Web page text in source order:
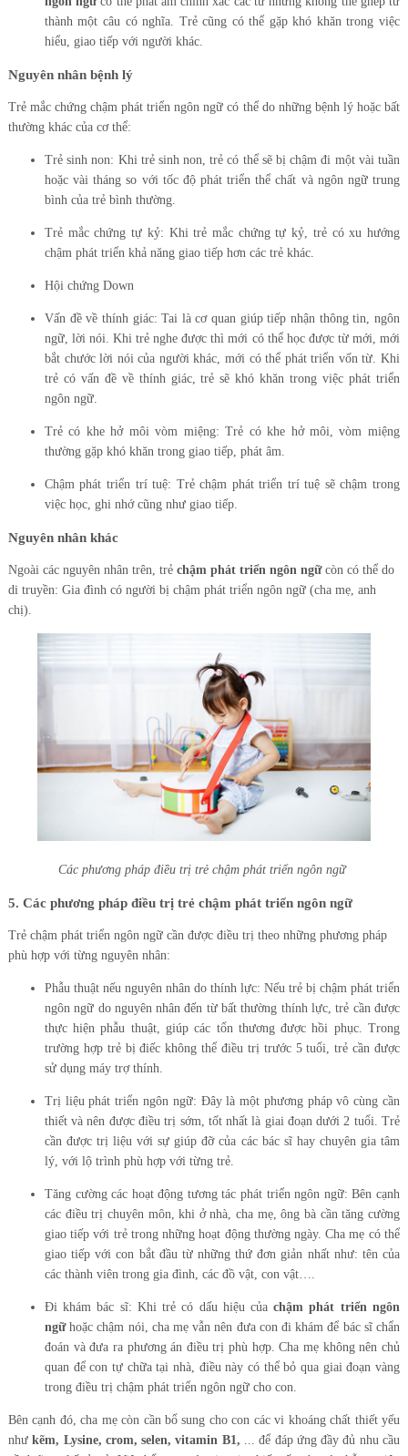
thành một câu có nghĩa. Trẻ cũng có thể gặp khó khăn trong việc
hiểu, giao tiếp với người khác.
Nguyên nhân bệnh lý
Trẻ mắc chứng chậm phát triển ngôn ngữ có thể do những bệnh lý hoặc bất
thường khác của cơ thể:
Trẻ sinh non: Khi trẻ sinh non, trẻ có thể sẽ bị chậm đi một vài tuần
hoặc vài tháng so với tốc độ phát triển thể chất và ngôn ngữ trung
bình của trẻ bình thường.
Trẻ mắc chứng tự kỷ: Khi trẻ mắc chứng tự kỷ, trẻ có xu hướng
chậm phát triển khả năng giao tiếp hơn các trẻ khác.
Hội chứng Down
Vấn đề về thính giác: Tai là cơ quan giúp tiếp nhận thông tin, ngôn
ngữ, lời nói. Khi trẻ nghe được thì mới có thể học được từ mới, mới
bắt chước lời nói của người khác, mới có thể phát triển vốn từ. Khi
trẻ có vấn đề về thính giác, trẻ sẽ khó khăn trong việc phát triển
ngôn ngữ.
Trẻ có khe hở môi vòm miệng: Trẻ có khe hở môi, vòm miệng
thường gặp khó khăn trong giao tiếp, phát âm.
Chậm phát triển trí tuệ: Trẻ chậm phát triển trí tuệ sẽ chậm trong
việc học, ghi nhớ cũng như giao tiếp.
Nguyên nhân khác
Ngoài các nguyên nhân trên, trẻ chậm phát triển ngôn ngữcòn có thể do
di truyền: Gia đình có người bị chậm phát triển ngôn ngữ (cha mẹ, anh
chị).
Các phương pháp điều trị trẻ chậm phát triển ngôn ngữ
5. Các phương pháp điều trị trẻ chậm phát triển ngôn ngữ
Trẻ chậm phát triển ngôn ngữ cần được điều trị theo những phương pháp
phù hợp với từng nguyên nhân:
Phẫu thuật nếu nguyên nhân do thính lực: Nếu trẻ bị chậm phát triển
ngôn ngữ do nguyên nhân đến từ bất thường thính lực, trẻ cần được
thực hiện phẫu thuật, giúp các tổn thương được hồi phục. Trong
trường hợp trẻ bị điếc không thể điều trị trước 5 tuổi, trẻ cần được
sử dụng máy trợ thính.
Trị liệu phát triển ngôn ngữ: Đây là một phương pháp vô cùng cần
thiết và nên được điều trị sớm, tốt nhất là giai đoạn dưới 2 tuổi. Trẻ
cần được trị liệu với sự giúp đỡ của các bác sĩ hay chuyên gia tâm
lý, với lộ trình phù hợp với từng trẻ.
Tăng cường các hoạt động tương tác phát triển ngôn ngữ: Bên cạnh
các điều trị chuyên môn, khi ở nhà, cha mẹ, ông bà cần tăng cường
giao tiếp với trẻ trong những hoạt động thường ngày. Cha mẹ có thể
giao tiếp với con bắt đầu từ những thứ đơn giản nhất như: tên của
các thành viên trong gia đình, các đồ vật, con vật….
Đi khám bác sĩ: Khi trẻ có dấu hiệu củachậm phát triển ngôn
ngữhoặc chậm nói, cha mẹ vẫn nên đưa con đi khám để bác sĩ chẩn
đoán và đưa ra phương án điều trị phù hợp. Cha mẹ không nên chủ
quan để con tự chữa tại nhà, điều này có thể bỏ qua giai đoạn vàng
trong điều trị chậm phát triển ngôn ngữ cho con.
Bên cạnh đó, cha mẹ còn cần bổ sung cho con các vi khoáng chất thiết yếu
nhưkẽm, Lysine, crom, selen, vitamin B1, ... để đáp ứng đầy đủ nhu cầu